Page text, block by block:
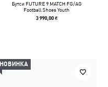
Бутси FUTURE 9 MATCH FG/AG
Football Shoes Youth
3 990,00 ₴
НОВИНКА